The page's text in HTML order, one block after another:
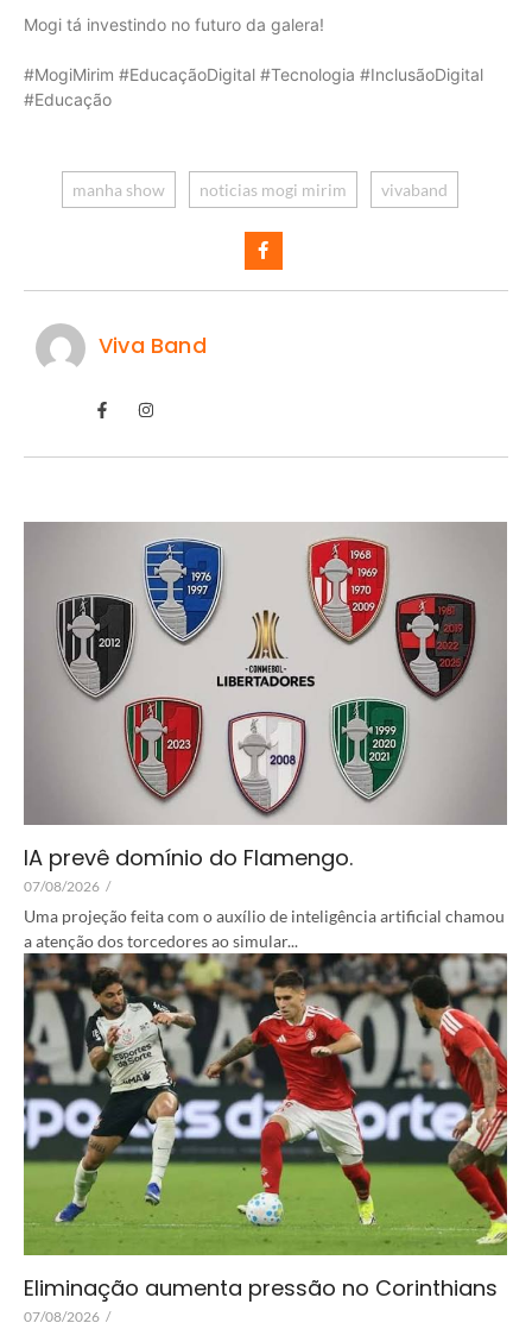
Mogi tá investindo no futuro da galera!
#MogiMirim #EducaçãoDigital #Tecnologia #InclusãoDigital
#Educação
manha show noticias mogi mirim vivaband
Viva Band
IA prevê domínio do Flamengo.
07/08/2026 /
Uma projeção feita com o auxílio de inteligência artificial chamou
a atenção dos torcedores ao simular...
Eliminação aumenta pressão no Corinthians
07/08/2026 /